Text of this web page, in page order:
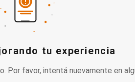
tu experiencia
Por favor, intentá nuevamente en